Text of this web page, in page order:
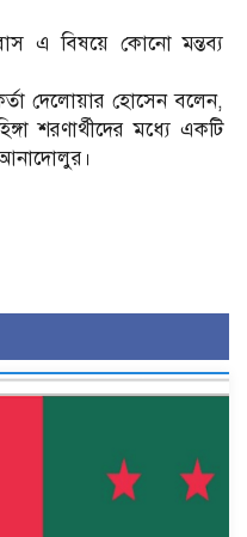
এ বিষয়ে কোনো মন্তব্য
দেলোয়ার হোসেন বলেন,
শরণার্থীদের মধ্যে একটি